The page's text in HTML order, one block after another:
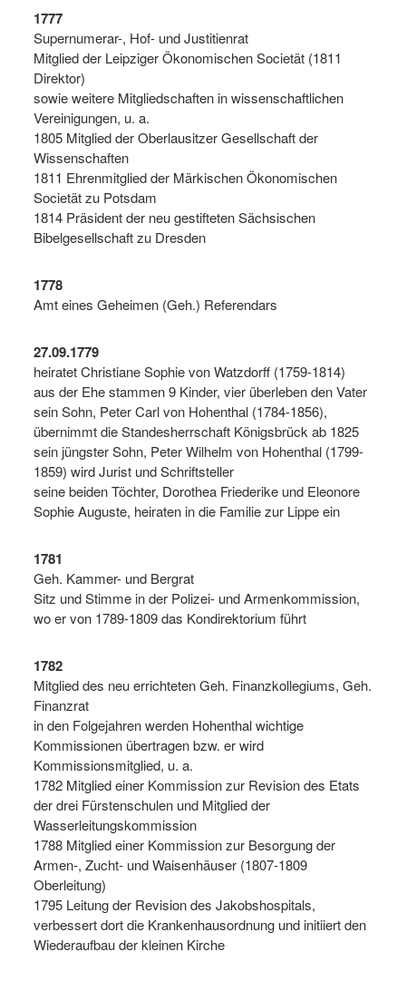
1777
Supernumerar-, Hof- und Justitienrat
Mitglied der Leipziger Ökonomischen Societät (1811
Direktor)
sowie weitere Mitgliedschaften in wissenschaftlichen
Vereinigungen, u. a.
1805 Mitglied der Oberlausitzer Gesellschaft der
Wissenschaften
1811 Ehrenmitglied der Märkischen Ökonomischen
Societät zu Potsdam
1814 Präsident der neu gestifteten Sächsischen
Bibelgesellschaft zu Dresden
1778
Amt eines Geheimen (Geh.) Referendars
27.09.1779
heiratet Christiane Sophie von Watzdorff (1759-1814)
aus der Ehe stammen 9 Kinder, vier überleben den Vater
sein Sohn, Peter Carl von Hohenthal (1784-1856),
übernimmt die Standesherrschaft Königsbrück ab 1825
sein jüngster Sohn, Peter Wilhelm von Hohenthal (1799-
1859) wird Jurist und Schriftsteller
seine beiden Töchter, Dorothea Friederike und Eleonore
Sophie Auguste, heiraten in die Familie zur Lippe ein
1781
Geh. Kammer- und Bergrat
Sitz und Stimme in der Polizei- und Armenkommission,
wo er von 1789-1809 das Kondirektorium führt
1782
Mitglied des neu errichteten Geh. Finanzkollegiums, Geh.
Finanzrat
in den Folgejahren werden Hohenthal wichtige
Kommissionen übertragen bzw. er wird
Kommissionsmitglied, u. a.
1782 Mitglied einer Kommission zur Revision des Etats
der drei Fürstenschulen und Mitglied der
Wasserleitungskommission
1788 Mitglied einer Kommission zur Besorgung der
Armen-, Zucht- und Waisenhäuser (1807-1809
Oberleitung)
1795 Leitung der Revision des Jakobshospitals,
verbessert dort die Krankenhausordnung und initiiert den
Wiederaufbau der kleinen Kirche